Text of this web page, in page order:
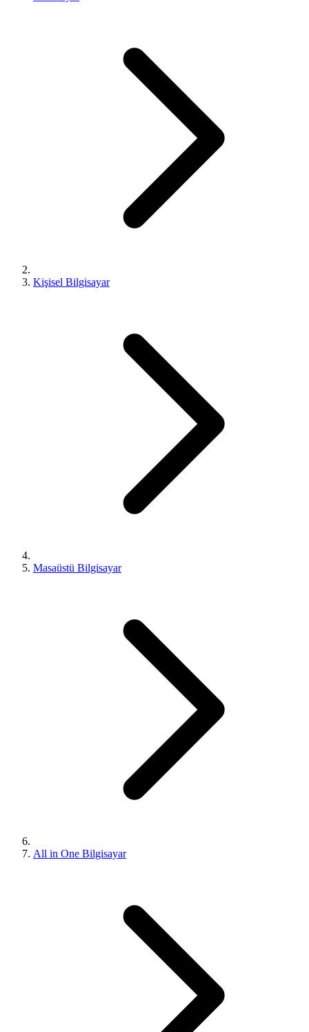
Kişisel Bilgisayar
Masaüstü Bilgisayar
All in One Bilgisayar